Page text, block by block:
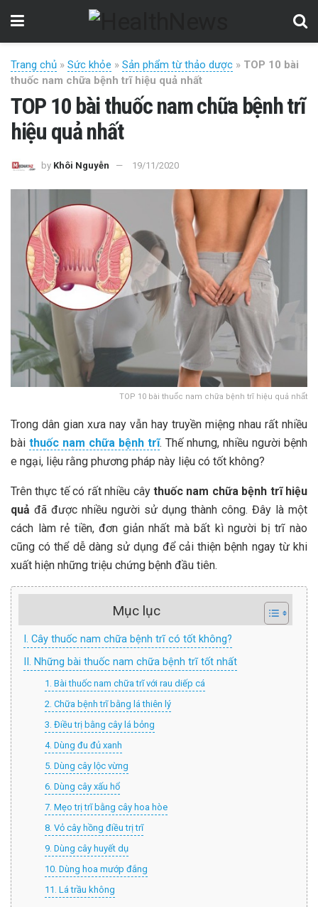
Trang chủ » Sức khỏe » Sản phẩm từ thảo dược » TOP 10 bài
thuốc nam chữa bệnh trĩ hiệu quả nhất
TOP 10 bài thuốc nam chữa bệnh trĩ
hiệu quả nhất
by Khôi Nguyễn 19/11/2020
TOP 10 bài thuốc nam chữa bệnh trĩ hiệu quả nhất
Trong dân gian xưa nay vẫn hay truyền miệng nhau rất nhiều
bài thuốc nam chữa bệnh trĩ. Thế nhưng, nhiều người bệnh
e ngại, liệu rằng phương pháp này liệu có tốt không?
Trên thực tế có rất nhiều cây thuốc nam chữa bệnh trĩ hiệu
quả đã được nhiều người sử dụng thành công. Đây là một
cách làm rẻ tiền, đơn giản nhất mà bất kì người bị trĩ nào
cũng có thể dễ dàng sử dụng để cải thiện bệnh ngay từ khi
xuất hiện những triệu chứng bệnh đầu tiên.
Mục lục
I. Cây thuốc nam chữa bệnh trĩ có tốt không?
II. Những bài thuốc nam chữa bệnh trĩ tốt nhất
1. Bài thuốc nam chữa trĩ với rau diếp cá
2. Chữa bệnh trĩ bằng lá thiên lý
3. Điều trị bằng cây lá bỏng
4. Dùng đu đủ xanh
5. Dùng cây lộc vừng
6. Dùng cây xấu hổ
7. Mẹo trị trĩ bằng cây hoa hòe
8. Vỏ cây hồng điều trị trĩ
9. Dùng cây huyết dụ
10. Dùng hoa mướp đắng
11. Lá trầu không